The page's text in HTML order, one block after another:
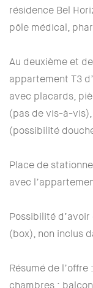
résidence Bel
pôle médical,
Au deuxième et
appartement T3
avec placards,
(pas de vis-à-
(possibilité
Place de
avec
Possibilité
(box), non inclus
Résumé de
chambres ;